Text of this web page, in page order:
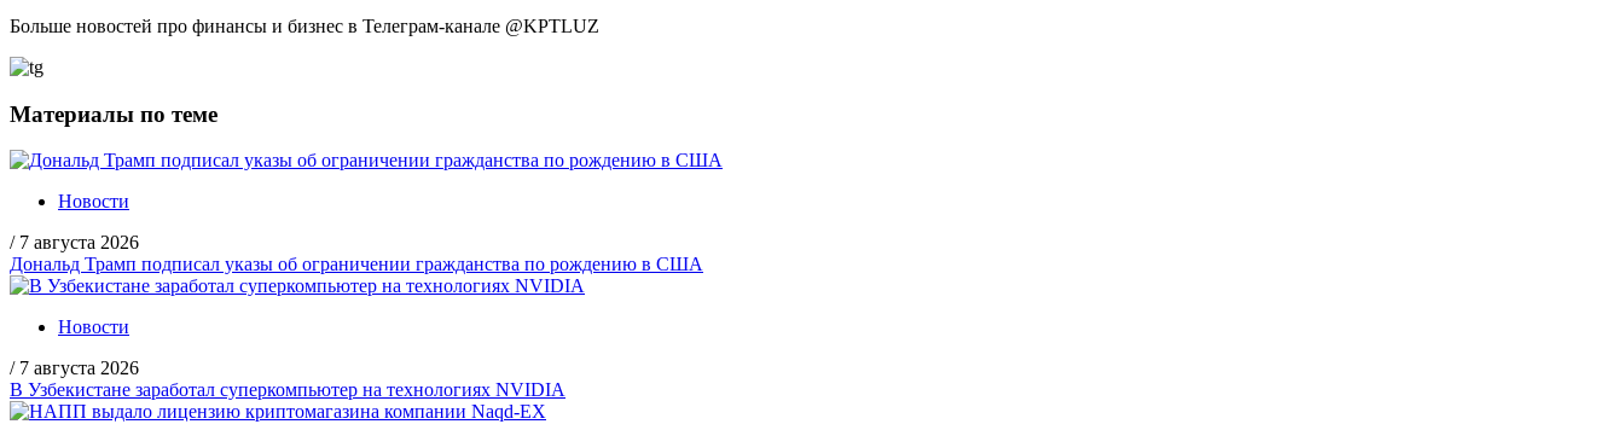
Больше новостей про финансы и бизнес в Телеграм-канале @KPTLUZ
Материалы по теме
Новости
/ 7 августа 2026
Дональд Трамп подписал указы об ограничении гражданства по рождению в США
Новости
/ 7 августа 2026
В Узбекистане заработал суперкомпьютер на технологиях NVIDIA